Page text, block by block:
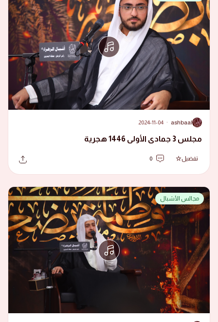
A
ashbaal
·
2024-11-04
مجلس 3 جمادى الأولى 1446 هجرية
تفضيل 0
مجالس الأشبال